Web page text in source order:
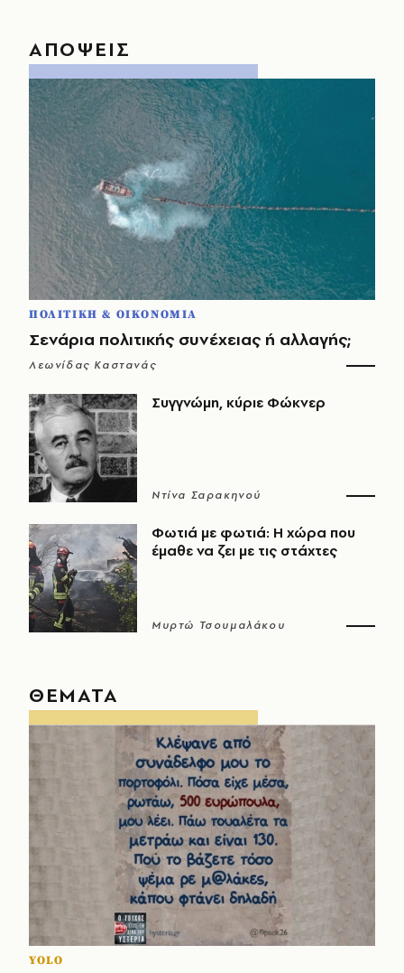
ΑΠΟΨΕΙΣ
ΠΟΛΙΤΙΚΗ & ΟΙΚΟΝΟΜΙΑ
Σενάρια πολιτικής συνέχειας ή αλλαγής;
Λεωνίδας Καστανάς
Συγγνώμη, κύριε Φώκνερ
Ντίνα Σαρακηνού
Φωτιά με φωτιά: Η χώρα που
έμαθε να ζει με τις στάχτες
Μυρτώ Τσουμαλάκου
ΘΕΜΑΤΑ
YOLO